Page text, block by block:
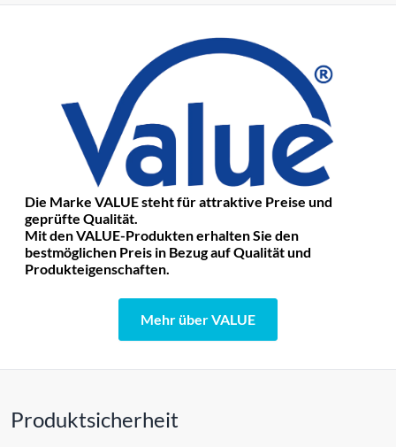
Die Marke VALUE steht für attraktive Preise und
geprüfte Qualität.
Mit den VALUE-Produkten erhalten Sie den
bestmöglichen Preis in Bezug auf Qualität und
Produkteigenschaften.
Mehr über VALUE
Produktsicherheit